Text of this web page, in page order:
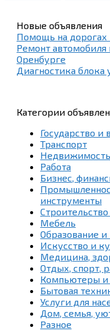
Новые объявления
Помощь на дорогах
Ремонт
Оренбурге
Диагностика блока
Категории
Государство и
Транспорт
Недвижимость
Работа
Бизнес,
инструменты
Мебель
Образование и
Искусство и
Медицина,
Отдых, спорт,
Компьютеры и
Бытовая
Услуги для
Дом, семья,
Разное